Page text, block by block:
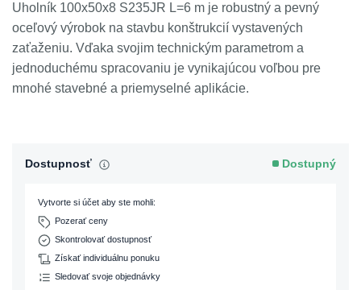
Uholník 100x50x8 S235JR L=6 m je robustný a pevný
oceľový výrobok na stavbu konštrukcií vystavených
zaťaženiu. Vďaka svojim technickým parametrom a
jednoduchému spracovaniu je vynikajúcou voľbou pre
mnohé stavebné a priemyselné aplikácie.
Dostupnosť Dostupný
Vytvorte si účet aby ste mohli:
Pozerať ceny
Skontrolovať dostupnosť
Získať individuálnu ponuku
Sledovať svoje objednávky